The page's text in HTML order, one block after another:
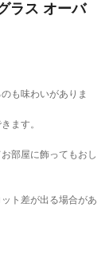
ラス オーバ
も味わいがありま
ます。
部屋に飾ってもおし
ト差が出る場合があ